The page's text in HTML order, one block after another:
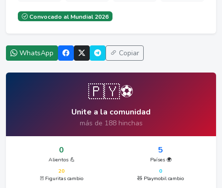
Convocado al Mundial 2026
WhatsApp Copiar
🇵🇾⚽
Unite a la comunidad
más de 188 hinchas
0
Alientos 💪
5
Países 🌍
20
🃏 Figuritas cambio
0
🧸 Playmobil cambio